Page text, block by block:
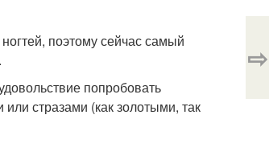
поэтому сейчас самый
попробовать
стразами (как золотыми, так
⇨